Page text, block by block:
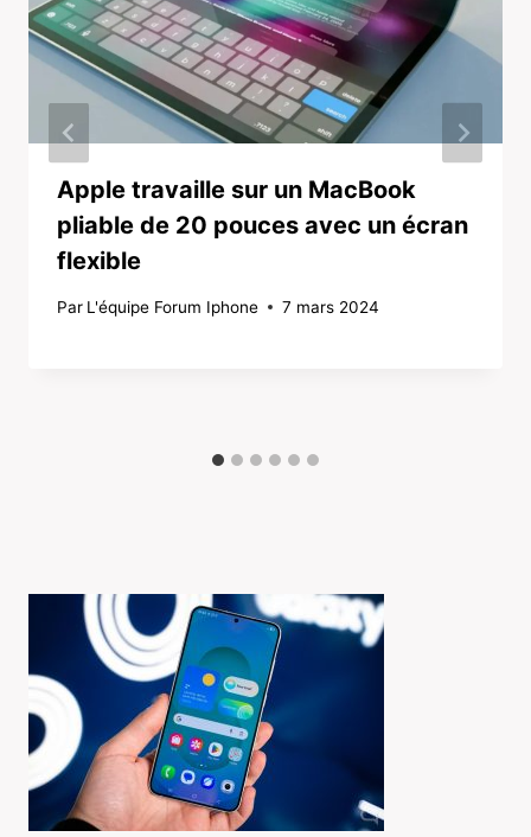
Apple travaille sur un MacBook
pliable de 20 pouces avec un écran
flexible
Par L'équipe Forum Iphone 7 mars 2024